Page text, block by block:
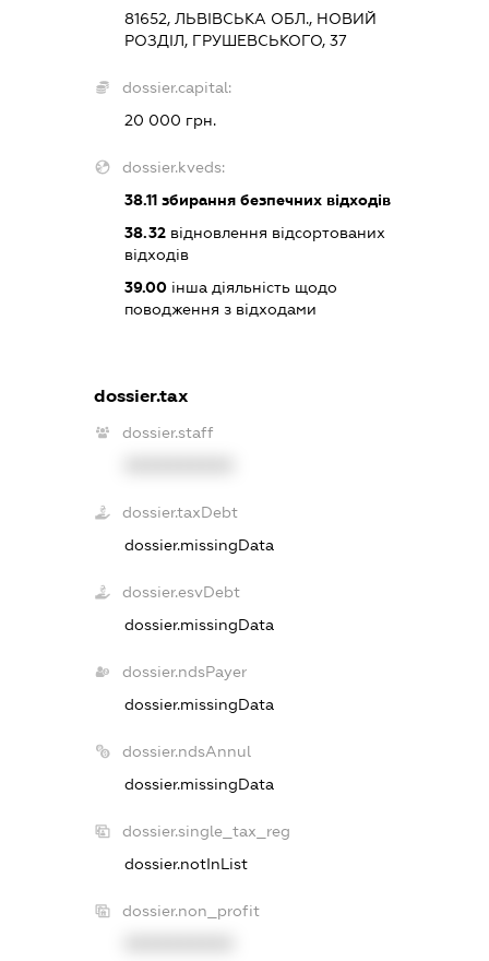
81652, ЛЬВІВСЬКА ОБЛ., НОВИЙ
РОЗДІЛ, ГРУШЕВСЬКОГО, 37
dossier.capital:
20 000 грн.
dossier.kveds:
38.11збирання безпечних відходів
38.32відновлення відсортованих
відходів
39.00інша діяльність щодо
поводження з відходами
dossier.tax
dossier.staff
dossier.taxDebt
dossier.missingData
dossier.esvDebt
dossier.missingData
dossier.ndsPayer
dossier.missingData
dossier.ndsAnnul
dossier.missingData
dossier.single_tax_reg
dossier.notInList
dossier.non_profit